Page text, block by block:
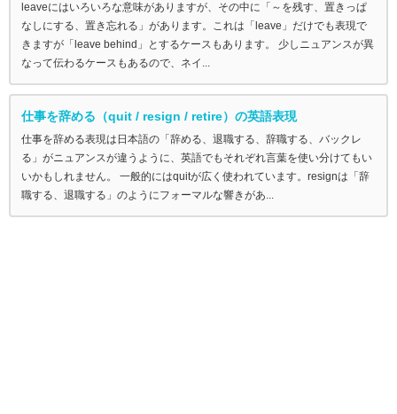
leaveにはいろいろな意味がありますが、その中に「～を残す、置きっぱ
なしにする、置き忘れる」があります。これは「leave」だけでも表現で
きますが「leave behind」とするケースもあります。 少しニュアンスが異
なって伝わるケースもあるので、ネイ...
仕事を辞める（quit / resign / retire）の英語表現
仕事を辞める表現は日本語の「辞める、退職する、辞職する、バックレ
る」がニュアンスが違うように、英語でもそれぞれ言葉を使い分けてもい
いかもしれません。 一般的にはquitが広く使われています。resignは「辞
職する、退職する」のようにフォーマルな響きがあ...